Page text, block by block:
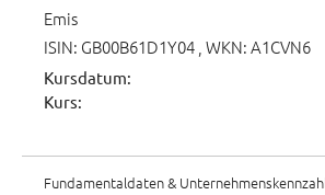
Emis
ISIN: GB00B61D1Y04 , WKN: A1CVN6
Kursdatum:
Kurs:
Fundamentaldaten &